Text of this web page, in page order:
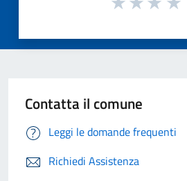
Contatta il comune
Leggi le domande frequenti
Richiedi Assistenza